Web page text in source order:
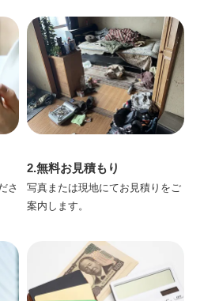
さ
2.無料お見積もり
写真または現地にてお見積りをご
案内します。